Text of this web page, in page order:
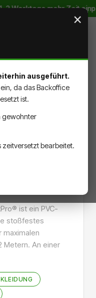
Werktage mehr Zeit
0 PRODUKTE AUF
ist ein PVC-
stoßfestes
maximalen
Metern. An einer
×
ausgeführt.
da das Backoffice
ist.
gewohnter
bearbeitet.